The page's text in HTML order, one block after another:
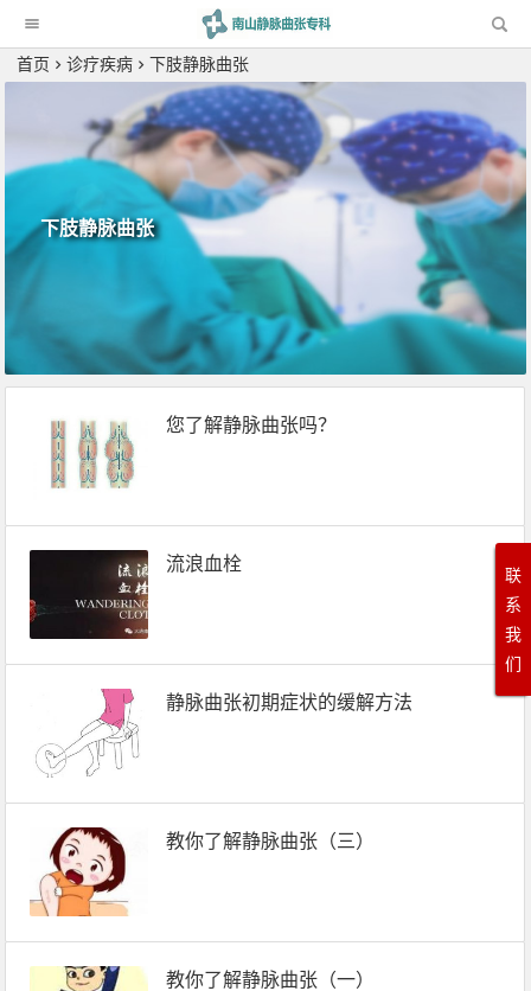
首页 诊疗疾病 下肢静脉曲张
下肢静脉曲张
您了解静脉曲张吗？
流浪血栓
静脉曲张初期症状的缓解方法
教你了解静脉曲张（三）
教你了解静脉曲张（一）
联
系
我
们